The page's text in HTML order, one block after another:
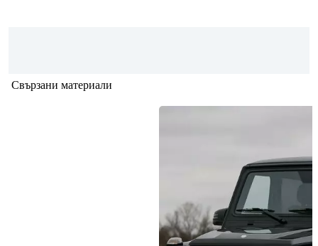
Свързани материали